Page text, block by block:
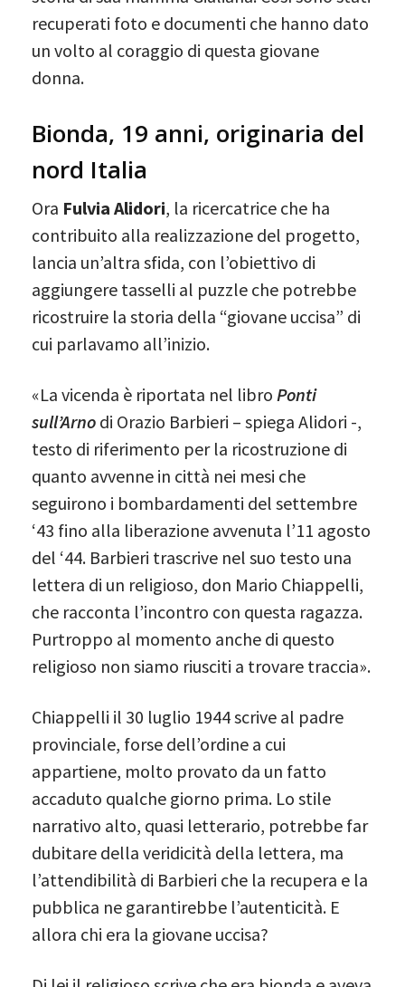
recuperati foto e documenti che hanno dato
un volto al coraggio di questa giovane
donna.
Bionda, 19 anni, originaria del
nord Italia
Ora Fulvia Alidori, la ricercatrice che ha
contribuito alla realizzazione del progetto,
lancia un’altra sfida, con l’obiettivo di
aggiungere tasselli al puzzle che potrebbe
ricostruire la storia della “giovane uccisa” di
cui parlavamo all’inizio.
«La vicenda è riportata nel libro Ponti
sull’Arno di Orazio Barbieri – spiega Alidori -,
testo di riferimento per la ricostruzione di
quanto avvenne in città nei mesi che
seguirono i bombardamenti del settembre
‘43 fino alla liberazione avvenuta l’11 agosto
del ‘44. Barbieri trascrive nel suo testo una
lettera di un religioso, don Mario Chiappelli,
che racconta l’incontro con questa ragazza.
Purtroppo al momento anche di questo
religioso non siamo riusciti a trovare traccia».
Chiappelli il 30 luglio 1944 scrive al padre
provinciale, forse dell’ordine a cui
appartiene, molto provato da un fatto
accaduto qualche giorno prima. Lo stile
narrativo alto, quasi letterario, potrebbe far
dubitare della veridicità della lettera, ma
l’attendibilità di Barbieri che la recupera e la
pubblica ne garantirebbe l’autenticità. E
allora chi era la giovane uccisa?